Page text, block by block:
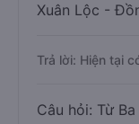
Xuân Lộc -
Trả lời: Hiện tại
Câu hỏi: Từ